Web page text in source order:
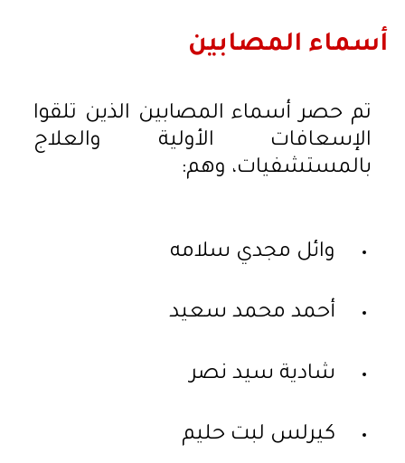
أسماء المصابين
تم حصر أسماء المصابين الذين تلقوا
الإسعافات الأولية والعلاج
بالمستشفيات، وهم:
وائل مجدي سلامه
أحمد محمد سعيد
شادية سيد نصر
كيرلس لبت حليم